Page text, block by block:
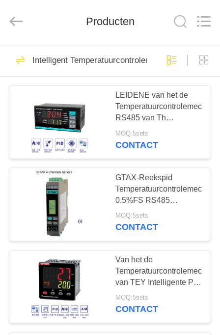
HUIS
PRODUCTEN
VIDEOS
SHOW
ONGEVEER
FABRIEKSREIS
KWALITEITSCONTROLE
CONTACTEER
Rights
ksd301 thermostaat
automatische het
terugstellenthermostaat
47
Hand het
Terugstellenthermostaat
Producten
Intelligent Temperatuurcontrolemechanisme
LEIDENE van het de
RS485 van Th
Intelligente PID
Vertonings4loops Output
MOQ:5sets
CONTACT
GTAX-Reekspid
0.5%FS RS485
AC/gelijkstroom 100 -
240V
MOQ:5sets
CONTACT
Van het de
van TEY Intelligente PID
LEIDENE van High
Light Vertoning RS485
MOQ:5sets
CONTACT